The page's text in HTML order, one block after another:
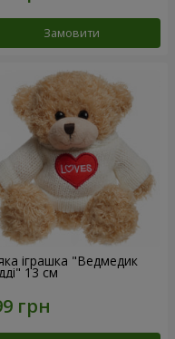
Замовити
іграшка "Ведмедик
13 см